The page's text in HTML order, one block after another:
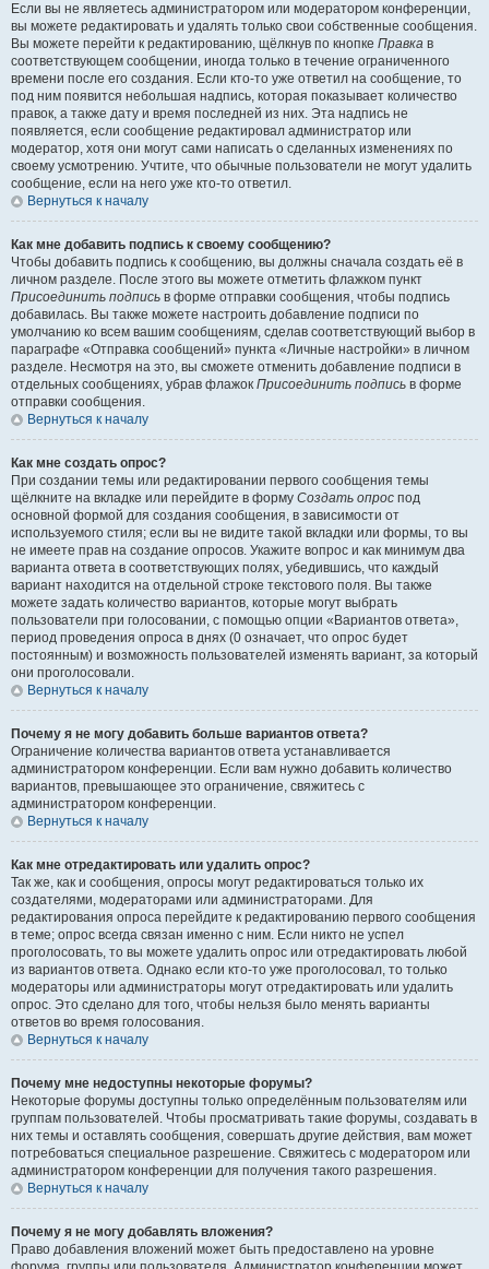
Если вы не являетесь администратором или модератором конференции,
вы можете редактировать и удалять только свои собственные сообщения.
Вы можете перейти к редактированию, щёлкнув по кнопке Правка в
соответствующем сообщении, иногда только в течение ограниченного
времени после его создания. Если кто-то уже ответил на сообщение, то
под ним появится небольшая надпись, которая показывает количество
правок, а также дату и время последней из них. Эта надпись не
появляется, если сообщение редактировал администратор или
модератор, хотя они могут сами написать о сделанных изменениях по
своему усмотрению. Учтите, что обычные пользователи не могут удалить
сообщение, если на него уже кто-то ответил.
Вернуться к началу
Как мне добавить подпись к своему сообщению?
Чтобы добавить подпись к сообщению, вы должны сначала создать её в
личном разделе. После этого вы можете отметить флажком пункт
Присоединить подпись в форме отправки сообщения, чтобы подпись
добавилась. Вы также можете настроить добавление подписи по
умолчанию ко всем вашим сообщениям, сделав соответствующий выбор в
параграфе «Отправка сообщений» пункта «Личные настройки» в личном
разделе. Несмотря на это, вы сможете отменить добавление подписи в
отдельных сообщениях, убрав флажок Присоединить подпись в форме
отправки сообщения.
Вернуться к началу
Как мне создать опрос?
При создании темы или редактировании первого сообщения темы
щёлкните на вкладке или перейдите в форму Создать опрос под
основной формой для создания сообщения, в зависимости от
используемого стиля; если вы не видите такой вкладки или формы, то вы
не имеете прав на создание опросов. Укажите вопрос и как минимум два
варианта ответа в соответствующих полях, убедившись, что каждый
вариант находится на отдельной строке текстового поля. Вы также
можете задать количество вариантов, которые могут выбрать
пользователи при голосовании, с помощью опции «Вариантов ответа»,
период проведения опроса в днях (0 означает, что опрос будет
постоянным) и возможность пользователей изменять вариант, за который
они проголосовали.
Вернуться к началу
Почему я не могу добавить больше вариантов ответа?
Ограничение количества вариантов ответа устанавливается
администратором конференции. Если вам нужно добавить количество
вариантов, превышающее это ограничение, свяжитесь с
администратором конференции.
Вернуться к началу
Как мне отредактировать или удалить опрос?
Так же, как и сообщения, опросы могут редактироваться только их
создателями, модераторами или администраторами. Для
редактирования опроса перейдите к редактированию первого сообщения
в теме; опрос всегда связан именно с ним. Если никто не успел
проголосовать, то вы можете удалить опрос или отредактировать любой
из вариантов ответа. Однако если кто-то уже проголосовал, то только
модераторы или администраторы могут отредактировать или удалить
опрос. Это сделано для того, чтобы нельзя было менять варианты
ответов во время голосования.
Вернуться к началу
Почему мне недоступны некоторые форумы?
Некоторые форумы доступны только определённым пользователям или
группам пользователей. Чтобы просматривать такие форумы, создавать в
них темы и оставлять сообщения, совершать другие действия, вам может
потребоваться специальное разрешение. Свяжитесь с модератором или
администратором конференции для получения такого разрешения.
Вернуться к началу
Почему я не могу добавлять вложения?
Право добавления вложений может быть предоставлено на уровне